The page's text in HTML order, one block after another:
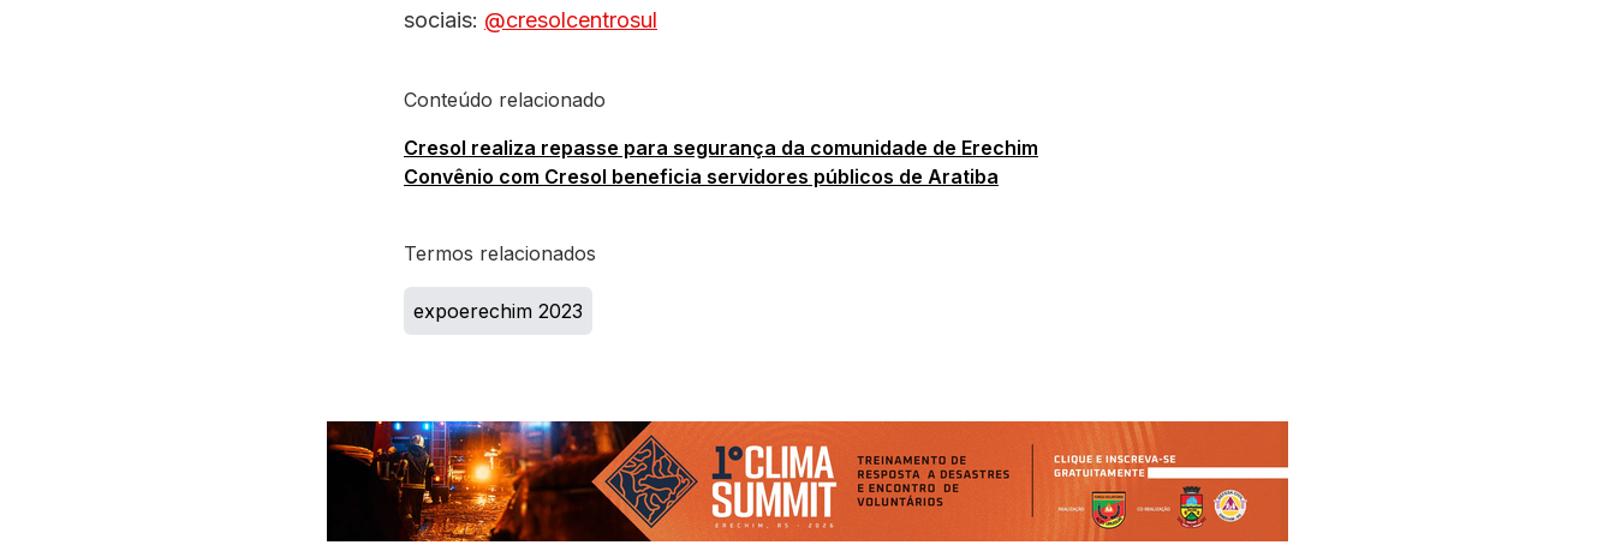
sociais: @cresolcentrosul
Conteúdo relacionado
Cresol realiza repasse para segurança da comunidade de Erechim
Convênio com Cresol beneficia servidores públicos de Aratiba
Termos relacionados
expoerechim 2023